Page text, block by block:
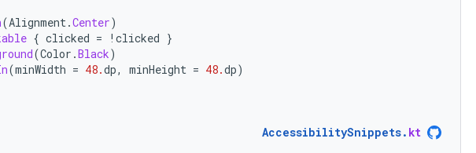
(Alignment .Center)
{ clicked = ! clicked }
(Color .Black)
(minWidth = 48.dp, minHeight = 48.dp)
AccessibilitySnippets. kt